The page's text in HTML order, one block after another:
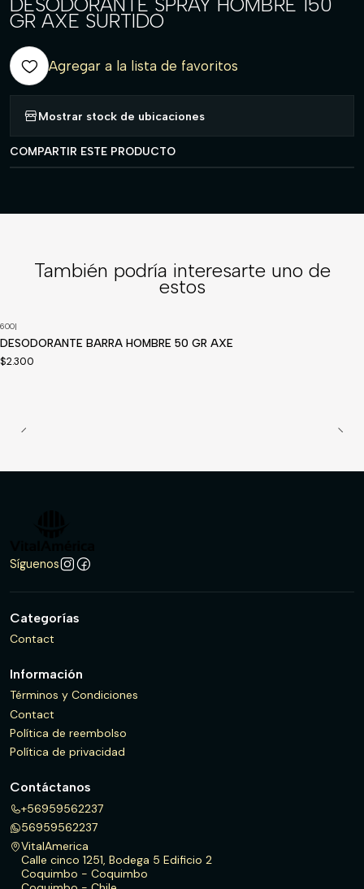
GR AXE SURTIDO
Agregar a la lista de favoritos
Mostrar stock de ubicaciones
COMPARTIR ESTE PRODUCTO
También podría interesarte uno de
estos
600|
DESODORANTE BARRA HOMBRE 50 GR AXE
$2.300
Síguenos
Categorías
Contact
Información
Términos y Condiciones
Contact
Política de reembolso
Política de privacidad
Contáctanos
+56959562237
56959562237
VitalAmerica
Calle cinco 1251, Bodega 5 Edificio 2
Coquimbo - Coquimbo